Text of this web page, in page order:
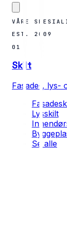
VÅRE
EST. 2009
01
Skilt
Fasade-, lys-
Lysskilt
Se alle